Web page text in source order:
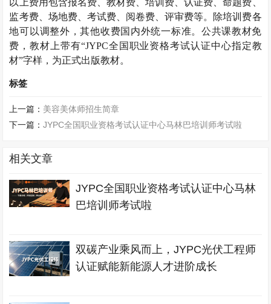
以上费用包含报名费、教材费、培训费、认证费、命题费、
监考费、场地费、考试费、阅卷费、评审费等。除培训费各
地可以调整外，其他收费国内外统一标准。公共课教材免
费，教材上带有“JYPC全国职业资格考试认证中心指定教
材”字样，为正式出版教材。
标签
上一篇： 美容美体师招生简章
下一篇：JYPC全国职业资格考试认证中心马林巴培训师考试啦
相关文章
JYPC全国职业资格考试认证中心马林
巴培训师考试啦
双碳产业乘风而上，JYPC光伏工程师
认证赋能新能源人才进阶成长